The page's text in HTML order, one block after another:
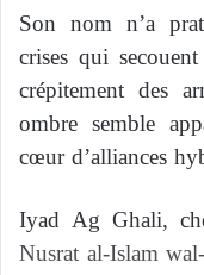
Son nom n’a
crises qui
crépitement des
ombre semble
cœur d’alliances
Iyad Ag Ghali,
Nusrat al-Islam